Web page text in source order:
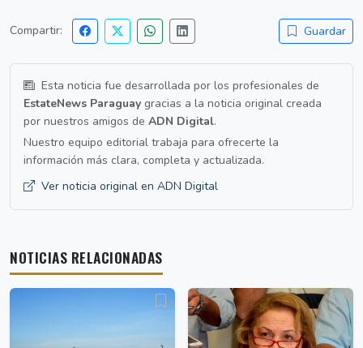
Compartir: Guardar
Esta noticia fue desarrollada por los profesionales de
EstateNews Paraguay gracias a la noticia original creada
por nuestros amigos de ADN Digital.
Nuestro equipo editorial trabaja para ofrecerte la
información más clara, completa y actualizada.
Ver noticia original en ADN Digital
NOTICIAS RELACIONADAS